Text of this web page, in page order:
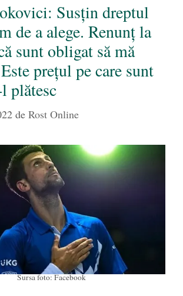
Susțin dreptul
de a alege. Renunț la
sunt obligat să mă
prețul pe care sunt
plătesc
de Rost Online
Sursa foto: Facebook